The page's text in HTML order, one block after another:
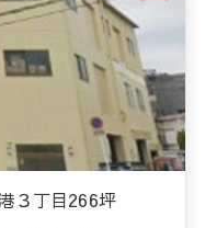
３丁目266坪